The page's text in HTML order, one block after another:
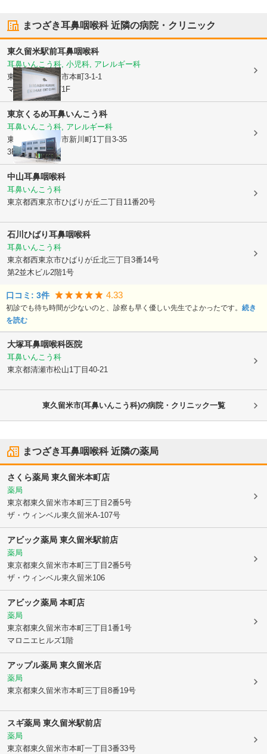
まつざき耳鼻咽喉科近隣の病院・クリニック
東久留米駅前耳鼻咽喉科
耳鼻いんこう科, 小児科, アレルギー科
東京都東久留米市本町3-1-1
マロニエヒルズ1F
東京くるめ耳鼻いんこう科
耳鼻いんこう科, アレルギー科
東京都東久留米市新川町1丁目3-35
3F
中山耳鼻咽喉科
耳鼻いんこう科
東京都西東京市ひばりが丘二丁目11番20号
石川ひばり耳鼻咽喉科
耳鼻いんこう科
東京都西東京市ひばりが丘北三丁目3番14号
第2並木ビル2階1号
口コミ: 3件 4.33
初診でも待ち時間が少ないのと、診察も早く優しい先生でよかったです。 続き
を読む
大塚耳鼻咽喉科医院
耳鼻いんこう科
東京都清瀬市松山1丁目40-21
東久留米市(耳鼻いんこう科)の病院・クリニック一覧
まつざき耳鼻咽喉科近隣の薬局
さくら薬局 東久留米本町店
薬局
東京都東久留米市本町三丁目2番5号
ザ・ウィンベル東久留米A-107号
アビック薬局 東久留米駅前店
薬局
東京都東久留米市本町三丁目2番5号
ザ・ウィンベル東久留米106
アビック薬局 本町店
薬局
東京都東久留米市本町三丁目1番1号
マロニエヒルズ1階
アップル薬局 東久留米店
薬局
東京都東久留米市本町三丁目8番19号
スギ薬局 東久留米駅前店
薬局
東京都東久留米市本町一丁目3番33号